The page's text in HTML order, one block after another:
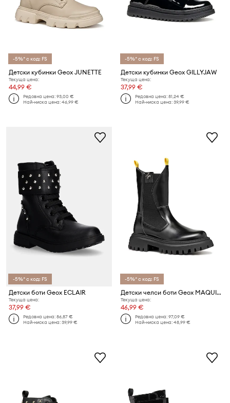
-5%* с код: FS
Детски кубинки Geox JUNETTE
Текуща цена:
44,99 €
Редовна цена:93,00 €
Най-ниска цена:46,99 €
-5%* с код: FS
Детски кубинки Geox GILLYJAW
Текуща цена:
37,99 €
Редовна цена:81,24 €
Най-ниска цена:39,99 €
-5%* с код: FS
Детски боти Geox ECLAIR
Текуща цена:
37,99 €
Редовна цена:86,87 €
Най-ниска цена:39,99 €
-5%* с код: FS
Детски челси боти Geox MAQUINNENS
Текуща цена:
46,99 €
Редовна цена:97,09 €
Най-ниска цена:48,99 €